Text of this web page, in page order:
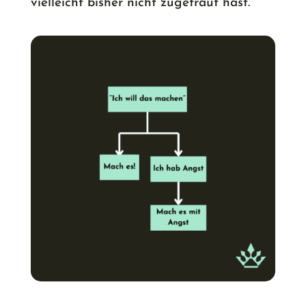
vielleicht bisher nicht zugetraut hast.